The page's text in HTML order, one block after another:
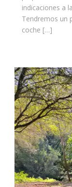
indicaciones a
Tendremos un
coche […]